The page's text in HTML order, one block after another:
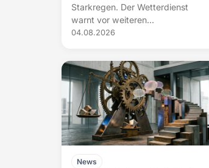
Starkregen. Der Wetterdienst
warnt vor weiteren...
04.08.2026
News